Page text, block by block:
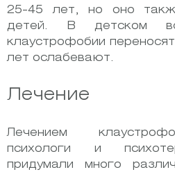
25-45 лет, но оно
детей. В детском
клаустрофобии
лет ослабевают.
Лечение
Лечением
психологи и
придумали много